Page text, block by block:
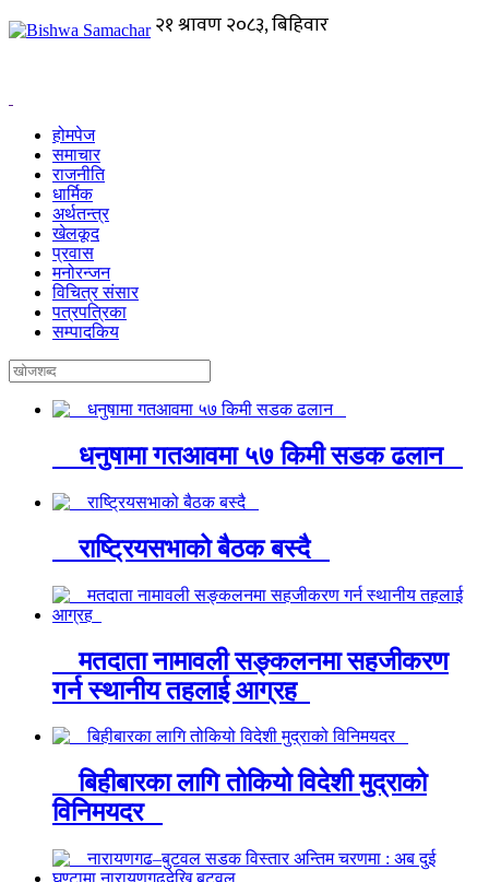
होमपेज
समाचार
राजनीति
धार्मिक
अर्थतन्त्र
खेलकूद
प्रवास
मनोरन्जन
विचित्र संसार
पत्रपत्रिका
सम्पादकिय
धनुषामा गतआवमा ५७ किमी सडक ढलान
राष्ट्रियसभाको बैठक बस्दै
मतदाता नामावली सङ्कलनमा सहजीकरण
गर्न स्थानीय तहलाई आग्रह
बिहीबारका लागि तोकियो विदेशी मुद्राको
विनिमयदर